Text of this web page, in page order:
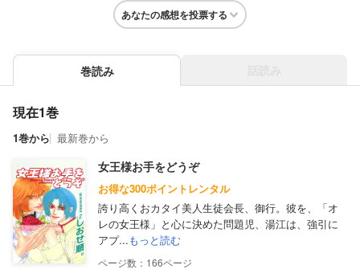
あなたの感想を投票する
巻読み
現在1巻
1巻から 最新巻から
女王様お手をどうぞ
お得な300ポイントレンタル
誇り高くおカタイ美人生徒会長、御行。彼を、「オ
レの女王様」と心に決めた問題児、湯江は、強引に
アプ...もっと読む
166